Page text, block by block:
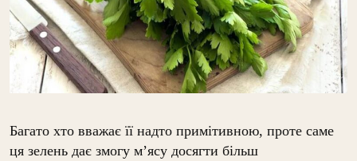
Багато хто вважає її надто примітивною, проте саме
ця зелень дає змогу м’ясу досягти більш